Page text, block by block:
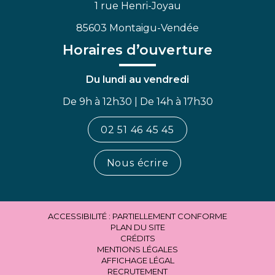
1 rue Henri-Joyau
85603 Montaigu-Vendée
Horaires d’ouverture
Du lundi au vendredi
De 9h à 12h30 | De 14h à 17h30
02 51 46 45 45
Nous écrire
ACCESSIBILITÉ : PARTIELLEMENT CONFORME
PLAN DU SITE
CRÉDITS
MENTIONS LÉGALES
AFFICHAGE LÉGAL
RECRUTEMENT